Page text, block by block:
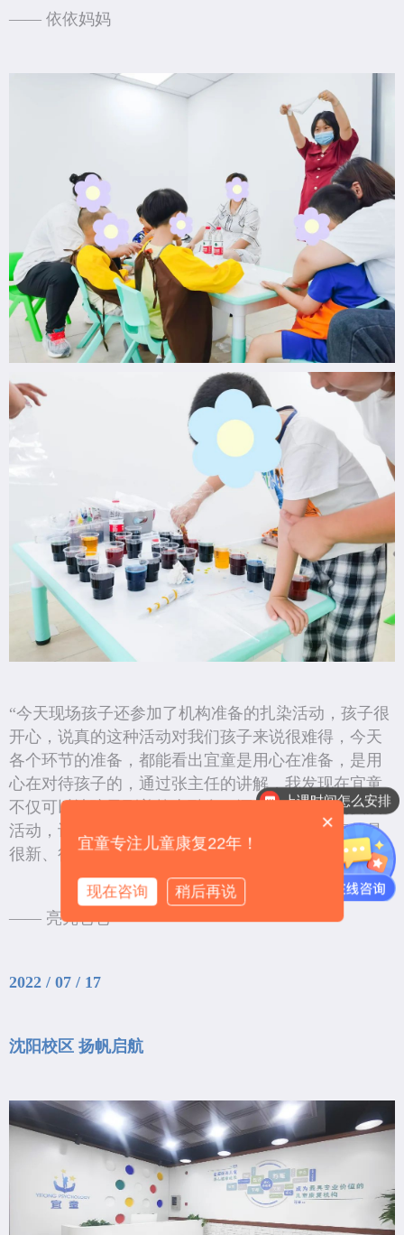
—— 依依妈妈
“今天现场孩子还参加了机构准备的扎染活动，孩子很
开心，说真的这种活动对我们孩子来说很难得，今天
各个环节的准备，都能看出宜童是用心在准备，是用
心在对待孩子的，通过张主任的讲解，我发现在宜童
不仅可以让孩子到普校去融合，还有很多丰富的实践
活动，让我们把学到的技能用起来，这个理念真的是
很新、很棒。”
—— 亮亮爸爸
2022 / 07 / 17
沈阳校区 扬帆启航
上课时间怎么安排
训练是怎么收费的呢
×
宜童专注儿童康复22年！
现在咨询 稍后再说